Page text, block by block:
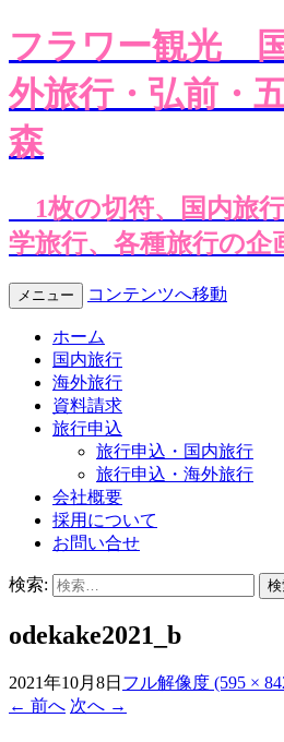
フラワー観光
外旅行・弘前・
森
1枚の切符、国内旅
学旅行、各種旅行の企
メニュー コンテンツへ移動
ホーム
国内旅行
海外旅行
資料請求
旅行申込
旅行申込・国内旅行
旅行申込・海外旅行
会社概要
採用について
お問い合せ
検索:
odekake2021_b
2021年10月8日 フル解像度 (595 ×
← 前へ 次へ →